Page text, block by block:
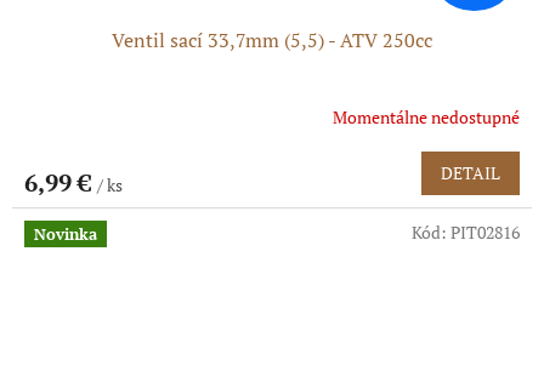
Ventil sací 33,7mm (5,5) - ATV 250cc
Momentálne nedostupné
6,99 € / ks
DETAIL
Novinka Kód: PIT02816